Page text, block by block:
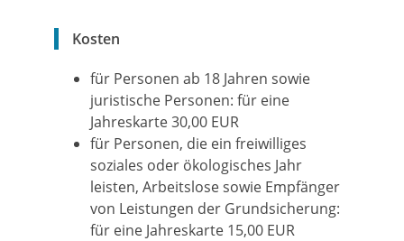
Kosten
für Personen ab 18 Jahren sowie
juristische Personen: für eine
Jahreskarte 30,00 EUR
für Personen, die ein freiwilliges
soziales oder ökologisches Jahr
leisten, Arbeitslose sowie Empfänger
von Leistungen der Grundsicherung:
für eine Jahreskarte 15,00 EUR